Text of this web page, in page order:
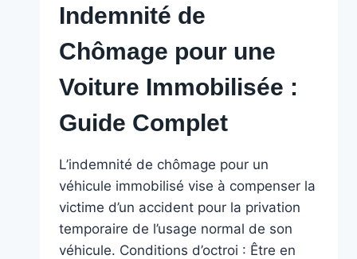
Indemnité de
Chômage pour une
Voiture Immobilisée :
Guide Complet
L’indemnité de chômage pour un
véhicule immobilisé vise à compenser la
victime d’un accident pour la privation
temporaire de l’usage normal de son
véhicule. Conditions d’octroi : Être en